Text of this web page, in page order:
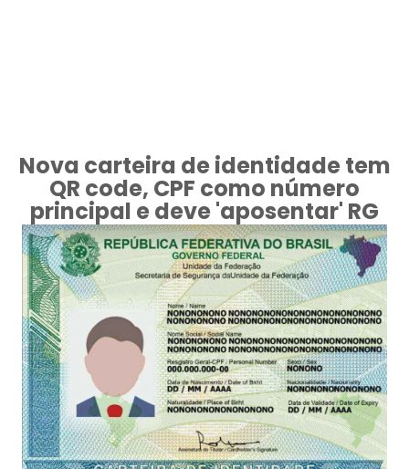
Nova carteira de identidade tem
QR code, CPF como número
principal e deve 'aposentar' RG